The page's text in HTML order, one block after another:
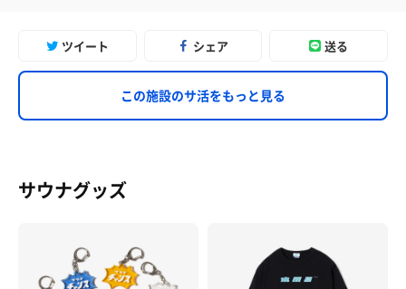
ツイート シェア 送る
この施設のサ活をもっと見る
サウナグッズ